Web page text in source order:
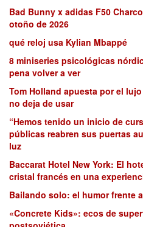
Bad Bunny x adidas F50
otoño de 2026
qué reloj usa Kylian Mbappé
8 miniseries psicológicas
pena volver a ver
Tom Holland apuesta por el
no deja de usar
“Hemos tenido un inicio de
públicas reabren sus puertas
luz
Baccarat Hotel New York: El
cristal francés en una
Bailando solo: el humor frente
«Concrete Kids»: ecos de